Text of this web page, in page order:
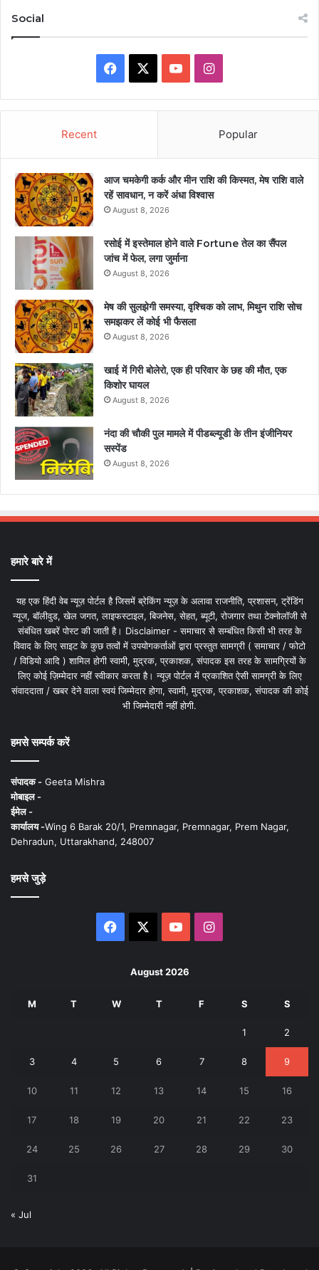
Social
Facebook YouTubeInstagram
Recent Popular
आज चमकेगी कर्क और मीन राशि की किस्मत, मेष राशि वाले
रहें सावधान, न करें अंधा विश्वास
August 8, 2026
रसोई में इस्तेमाल होने वाले Fortune तेल का सैंपल
जांच में फेल, लगा जुर्माना
August 8, 2026
मेष की सुलझेगी समस्या, वृश्चिक को लाभ, मिथुन राशि सोच
समझकर लें कोई भी फैसला
August 8, 2026
खाई में गिरी बोलेरो, एक ही परिवार के छह की मौत, एक
किशोर घायल
August 8, 2026
नंदा की चौकी पुल मामले में पीडब्ल्यूडी के तीन इंजीनियर
सस्पेंड
August 8, 2026
हमारे बारे में
यह एक हिंदी वेब न्यूज़ पोर्टल है जिसमें ब्रेकिंग न्यूज़ के अलावा राजनीति, प्रशासन, ट्रेंडिंग
न्यूज, बॉलीवुड, खेल जगत, लाइफस्टाइल, बिजनेस, सेहत, ब्यूटी, रोजगार तथा टेक्नोलॉजी से
संबंधित खबरें पोस्ट की जाती है। Disclaimer - समाचार से सम्बंधित किसी भी तरह के
विवाद के लिए साइट के कुछ तत्वों में उपयोगकर्ताओं द्वारा प्रस्तुत सामग्री ( समाचार / फोटो
/ विडियो आदि ) शामिल होगी स्वामी, मुद्रक, प्रकाशक, संपादक इस तरह के सामग्रियों के
लिए कोई ज़िम्मेदार नहीं स्वीकार करता है। न्यूज़ पोर्टल में प्रकाशित ऐसी सामग्री के लिए
संवाददाता / खबर देने वाला स्वयं जिम्मेदार होगा, स्वामी, मुद्रक, प्रकाशक, संपादक की कोई
भी जिम्मेदारी नहीं होगी.
हमसे सम्पर्क करें
संपादक - Geeta Mishra
मोबाइल -
ईमेल -
कार्यालय -Wing 6 Barak 20/1, Premnagar, Premnagar, Prem Nagar,
Dehradun, Uttarakhand, 248007
हमसे जुड़े
Facebook YouTubeInstagram
August 2026
M T W T F S S
1 2
3 4 5 6 7 8 9
10 11 12 13 14 15 16
17 18 19 20 21 22 23
24 25 26 27 28 29 30
31
« Jul